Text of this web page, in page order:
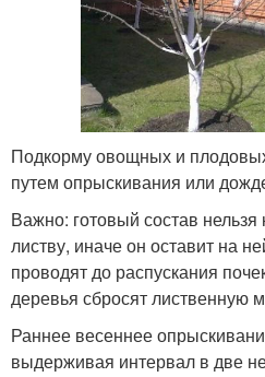
Подкорму овощных и
путем опрыскивания или
Важно: готовый состав
листву, иначе он оставит на
проводят до распускания
деревья сбросят лиственную
Раннее весеннее
выдерживая интервал в две